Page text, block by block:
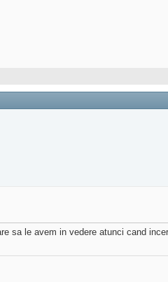
sa le avem in vedere atunci cand